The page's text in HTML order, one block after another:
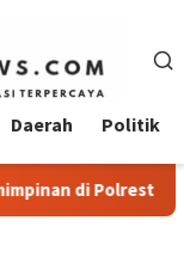
Daerah Politik
Lampung